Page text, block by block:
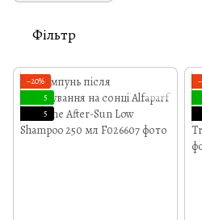
Фільтр
−20%
5
5